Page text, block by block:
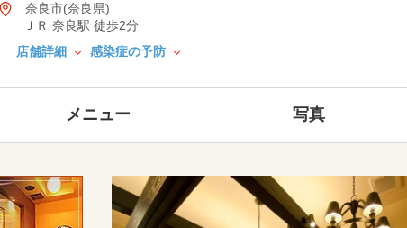
奈良市(奈良県)
ＪＲ 奈良駅 徒歩2分
店舗詳細
感染症の予防
メニュー 写真